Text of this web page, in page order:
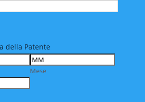
della Patente
Mese